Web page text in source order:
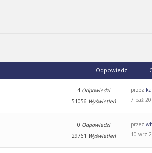
Odpowiedzi
4 Odpowiedzi
51056 Wyświetleń
przez
7 paź
0 Odpowiedzi
29761 Wyświetleń
przez
10 wrz